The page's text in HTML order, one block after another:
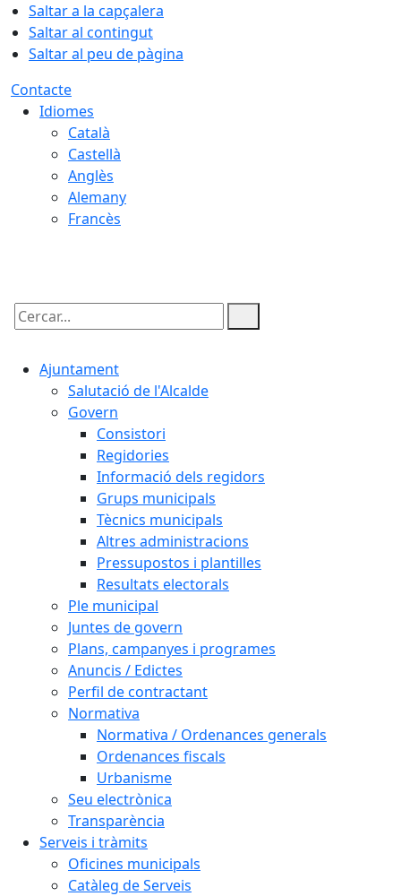
Saltar a la capçalera
Saltar al contingut
Saltar al peu de pàgina
Contacte
Idiomes
Català
Castellà
Anglès
Alemany
Francès
Cercar:
Ajuntament
Salutació de l'Alcalde
Govern
Consistori
Regidories
Informació dels regidors
Grups municipals
Tècnics municipals
Altres administracions
Pressupostos i plantilles
Resultats electorals
Ple municipal
Juntes de govern
Plans, campanyes i programes
Anuncis / Edictes
Perfil de contractant
Normativa
Normativa / Ordenances generals
Ordenances fiscals
Urbanisme
Seu electrònica
Transparència
Serveis i tràmits
Oficines municipals
Catàleg de Serveis